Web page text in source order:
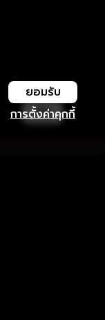
การตั้งค่าคุกกี้
ยอมรับ
เปิด